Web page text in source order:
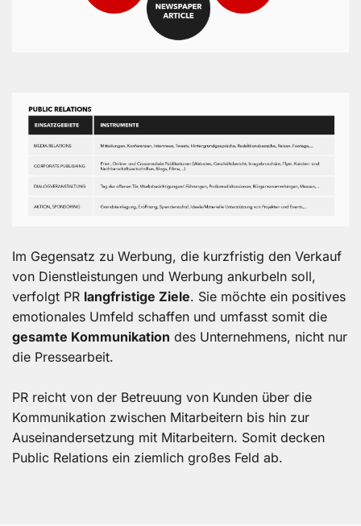
Im Gegensatz zu Werbung, die kurzfristig den Verkauf
von Dienstleistungen und Werbung ankurbeln soll,
verfolgt PR langfristige Ziele. Sie möchte ein positives
emotionales Umfeld schaffen und umfasst somit die
gesamte Kommunikation des Unternehmens, nicht nur
die Pressearbeit.
PR reicht von der Betreuung von Kunden über die
Kommunikation zwischen Mitarbeitern bis hin zur
Auseinandersetzung mit Mitarbeitern. Somit decken
Public Relations ein ziemlich großes Feld ab.